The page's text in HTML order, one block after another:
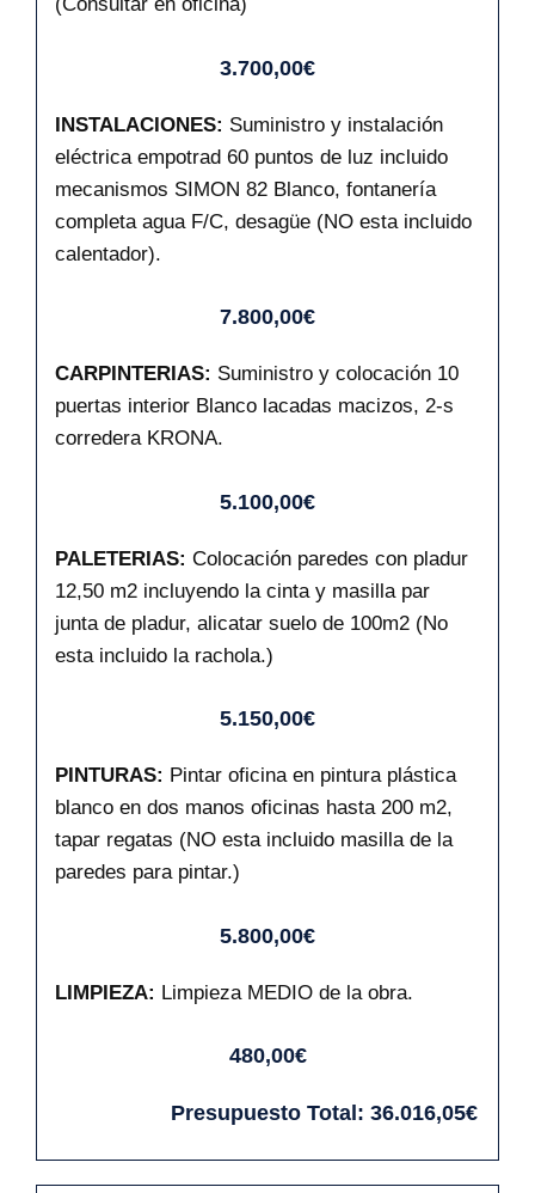
3.700,00€
INSTALACIONES: Suministro y instalación
eléctrica empotrad 60 puntos de luz incluido
mecanismos SIMON 82 Blanco, fontanería
completa agua F/C, desagüe (NO esta incluido
calentador).
7.800,00€
CARPINTERIAS: Suministro y colocación 10
puertas interior Blanco lacadas macizos, 2-s
corredera KRONA.
5.100,00€
PALETERIAS: Colocación paredes con pladur
12,50 m2 incluyendo la cinta y masilla par
junta de pladur, alicatar suelo de 100m2 (No
esta incluido la rachola.)
5.150,00€
PINTURAS: Pintar oficina en pintura plástica
blanco en dos manos oficinas hasta 200 m2,
tapar regatas (NO esta incluido masilla de la
paredes para pintar.)
5.800,00€
LIMPIEZA: Limpieza MEDIO de la obra.
480,00€
Presupuesto Total: 36.016,05€